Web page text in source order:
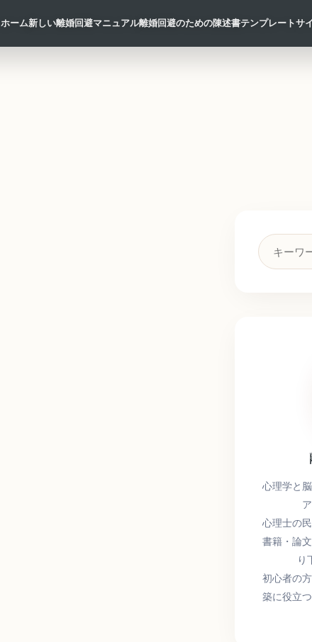
ホーム新しい離婚回避マニュアル離婚回避のための陳述書テンプレートサ
検
索
心理学と
心理士の
書籍・論
り
初心者の
築に役立